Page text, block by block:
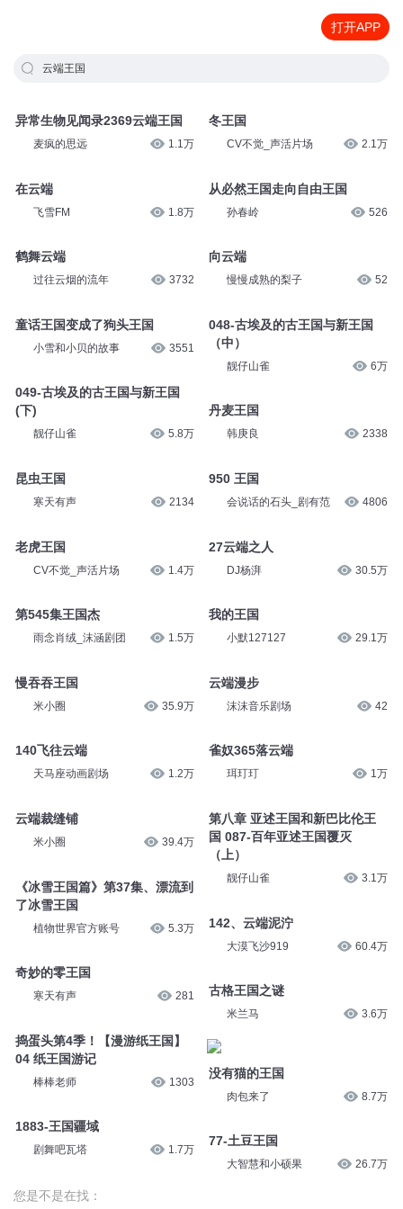
打开APP
云端王国
异常生物见闻录2369云端王国
麦疯的思远 1.1万
在云端
飞雪FM 1.8万
鹤舞云端
过往云烟的流年 3732
童话王国变成了狗头王国
小雪和小贝的故事 3551
049-古埃及的古王国与新王国
(下)
靓仔山雀 5.8万
昆虫王国
寒天有声 2134
老虎王国
CV不觉_声活片场 1.4万
第545集王国杰
雨念肖绒_沫涵剧团 1.5万
慢吞吞王国
米小圈 35.9万
140飞往云端
天马座动画剧场 1.2万
云端裁缝铺
米小圈 39.4万
《冰雪王国篇》第37集、漂流到
了冰雪王国
植物世界官方账号 5.3万
奇妙的零王国
寒天有声 281
捣蛋头第4季！【漫游纸王国】
04 纸王国游记
棒棒老师 1303
1883-王国疆域
剧舞吧瓦塔 1.7万
冬王国
CV不觉_声活片场 2.1万
从必然王国走向自由王国
孙春岭 526
向云端
慢慢成熟的梨子 52
048-古埃及的古王国与新王国
（中）
靓仔山雀 6万
丹麦王国
韩庚良 2338
950 王国
会说话的石头_剧有范 4806
27云端之人
DJ杨湃 30.5万
我的王国
小默127127 29.1万
云端漫步
沫沫音乐剧场 42
雀奴365落云端
珥玎玎 1万
第八章 亚述王国和新巴比伦王
国 087-百年亚述王国覆灭
（上）
靓仔山雀 3.1万
142、云端泥泞
大漠飞沙919 60.4万
古格王国之谜
米兰马 3.6万
没有猫的王国
肉包来了 8.7万
77-土豆王国
大智慧和小硕果 26.7万
您是不是在找：